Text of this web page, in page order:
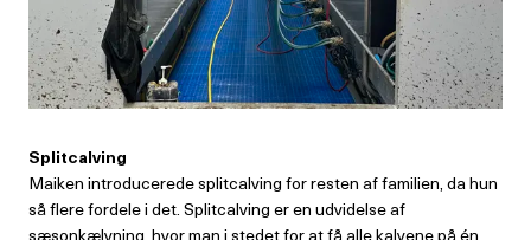
Splitcalving
Maiken introducerede splitcalving for resten af familien, da hun
så flere fordele i det. Splitcalving er en udvidelse af
sæsonkælvning, hvor man i stedet for at få alle kalvene på én